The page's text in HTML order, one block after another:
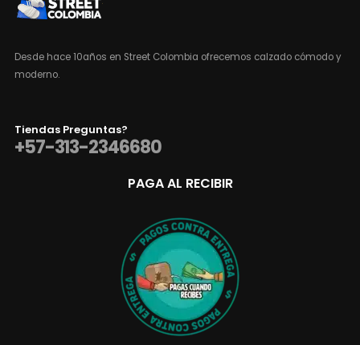
Desde hace 10años en Street Colombia ofrecemos calzado cómodo y
moderno.
Tiendas Preguntas?
+57-313-2346680
PAGA AL RECIBIR